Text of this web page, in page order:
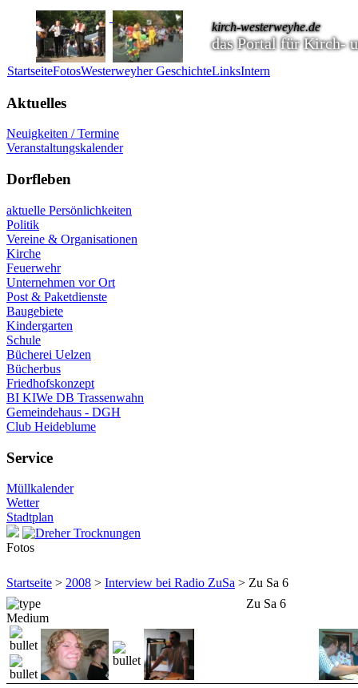
kirch-westerweyhe.de
das Portal für Kirch-
StartseiteFotosWesterweyher GeschichteLinksIntern
Aktuelles
Neuigkeiten / Termine
Veranstaltungskalender
Dorfleben
aktuelle Persönlichkeiten
Politik
Vereine & Organisationen
Kirche
Feuerwehr
Unternehmen vor Ort
Post & Paketdienste
Baugebiete
Kindergarten
Schule
Bücherei Uelzen
Bücherbus
Friedhofskonzept
BI KIWe DB Trassenwahn
Gemeindehaus - DGH
Club Heideblume
Service
Müllkalender
Wetter
Stadtplan
Fotos
Startseite > 2008 > Interview bei Radio ZuSa > Zu Sa 6
Zu Sa 6
Medium